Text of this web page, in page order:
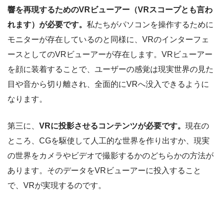
響を再現するためのVRビューアー（VRスコープとも言わ
れます）が必要です。 私たちがパソコンを操作するために
モニターが存在しているのと同様に、VRのインターフェ
ースとしてのVRビューアーが存在します。VRビューアー
を顔に装着することで、ユーザーの感覚は現実世界の見た
目や音から切り離され、全面的にVRへ没入できるように
なります。
第三に、 VRに投影させるコンテンツが必要です。 現在の
ところ、CGを駆使して人工的な世界を作り出すか、現実
の世界をカメラやビデオで撮影するかのどちらかの方法が
あります。そのデータをVRビューアーに投入すること
で、VRが実現するのです。